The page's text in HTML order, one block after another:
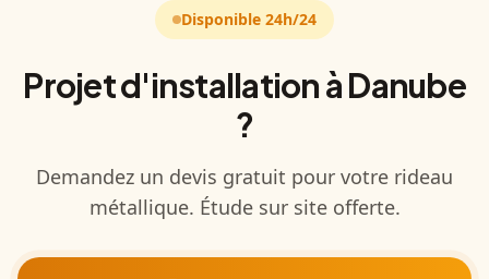
Disponible 24h/24
Projet d'installation à Danube
?
Demandez un devis gratuit pour votre rideau
métallique. Étude sur site offerte.